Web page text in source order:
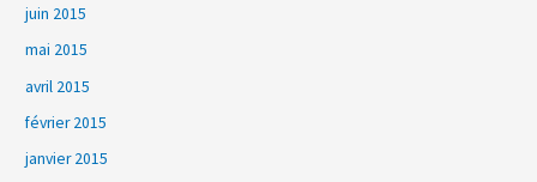
juin 2015
mai 2015
avril 2015
février 2015
janvier 2015